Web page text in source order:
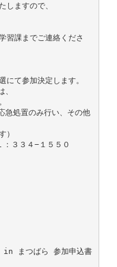
しますので、
習課までご連絡くださ
て参加決定します。
急処置のみ行い、その他
）
３３４−１５５０
in まつばら 参加申込書